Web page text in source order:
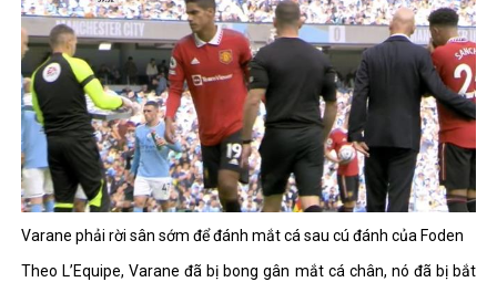
Varane phải rời sân sớm để đánh mắt cá sau cú đánh của Foden
Theo L’Equipe, Varane đã bị bong gân mắt cá chân, nó đã bị bắt